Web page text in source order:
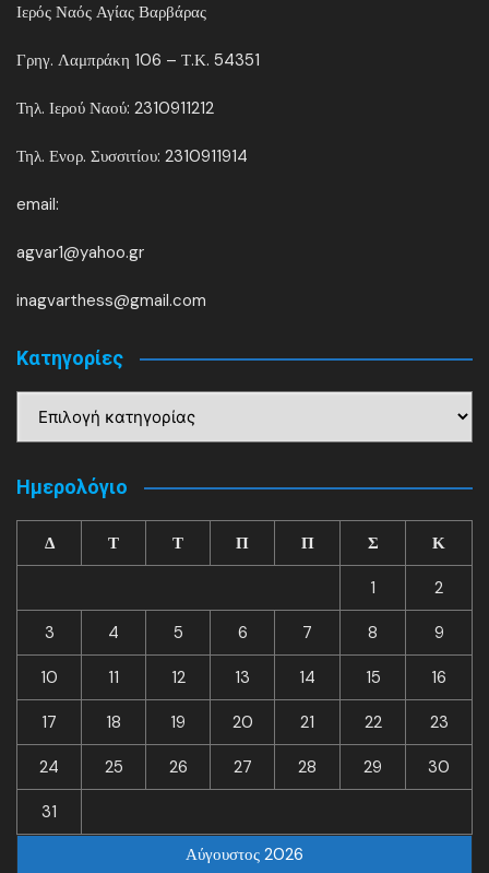
Ιερός Ναός Αγίας Βαρβάρας
Γρηγ. Λαμπράκη 106 – Τ.Κ. 54351
Τηλ. Ιερού Ναού: 2310911212
Τηλ. Ενορ. Συσσιτίου: 2310911914
email:
agvar1@yahoo.gr
inagvarthess@gmail.com
Kατηγορίες
Ημερολόγιο
Αύγουστος 2026
Δ Τ Τ Π Π Σ Κ
1 2
3 4 5 6 7 8 9
10 11 12 13 14 15 16
17 18 19 20 21 22 23
24 25 26 27 28 29 30
31